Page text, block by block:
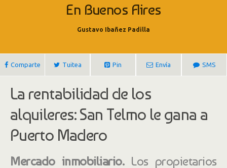
En Buenos Aires
Gustavo Ibañez Padilla
Comparte Tuitea Pin Envía SMS
La rentabilidad de los
alquileres: San Telmo le gana a
Puerto Madero
Mercado inmobiliario. Los propietarios